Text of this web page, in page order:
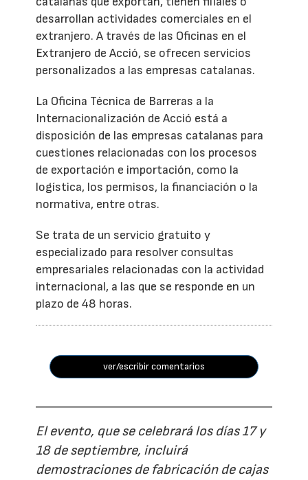
desarrollan actividades comerciales en el
extranjero. A través de las Oficinas en el
Extranjero de Acció, se ofrecen servicios
personalizados a las empresas catalanas.
La Oficina Técnica de Barreras a la
Internacionalización de Acció está a
disposición de las empresas catalanas para
cuestiones relacionadas con los procesos
de exportación e importación, como la
logística, los permisos, la financiación o la
normativa, entre otras.
Se trata de un servicio gratuito y
especializado para resolver consultas
empresariales relacionadas con la actividad
internacional, a las que se responde en un
plazo de 48 horas.
ver/escribir comentarios
El evento, que se celebrará los días 17 y
18 de septiembre, incluirá
demostraciones de fabricación de cajas